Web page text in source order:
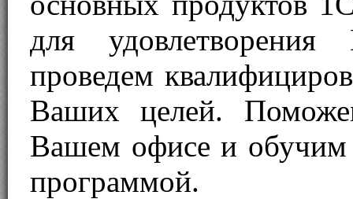
для
проведем
Ваших целей.
Вашем офисе и обучим
программой.